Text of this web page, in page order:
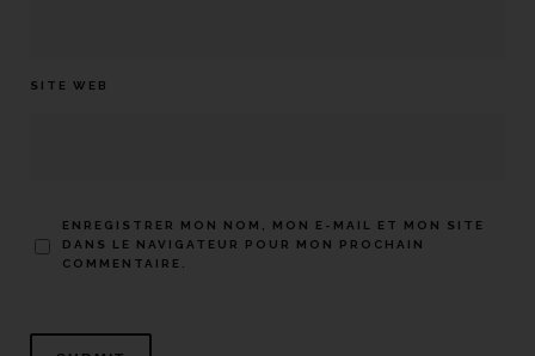
SITE WEB
ENREGISTRER MON NOM, MON E-MAIL ET MON SITE
DANS LE NAVIGATEUR POUR MON PROCHAIN
COMMENTAIRE.